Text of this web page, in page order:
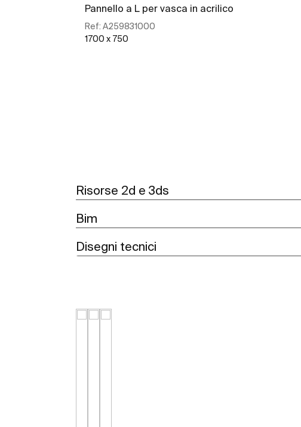
Pannello a L per vasca in acrilico
Ref: A259831000
1700 x 750
Risorse 2d e 3ds
Bim
Disegni tecnici